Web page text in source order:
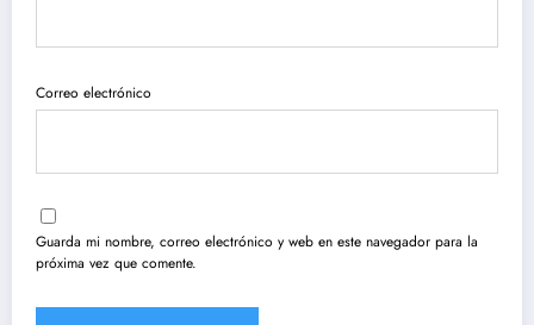
Correo electrónico
Guarda mi nombre, correo electrónico y web en este navegador para la
próxima vez que comente.